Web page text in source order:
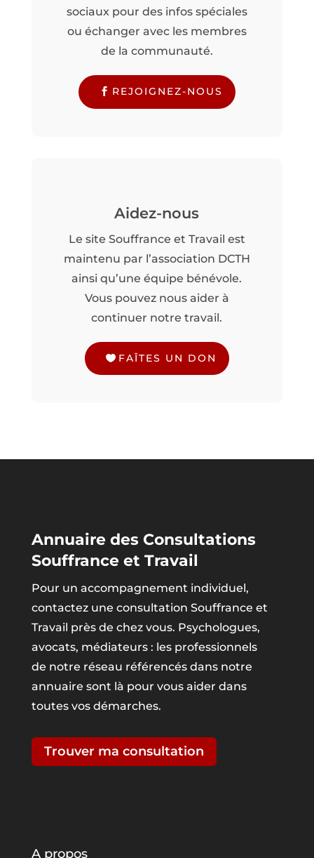
sociaux pour des infos spéciales
ou échanger avec les membres
de la communauté.
REJOIGNEZ-NOUS
Aidez-nous
Le site Souffrance et Travail est
maintenu par l’association DCTH
ainsi qu’une équipe bénévole.
Vous pouvez nous aider à
continuer notre travail.
FAÎTES UN DON
Annuaire des Consultations
Souffrance et Travail
Pour un accompagnement individuel,
contactez une consultation Souffrance et
Travail près de chez vous. Psychologues,
avocats, médiateurs : les professionnels
de notre réseau référencés dans notre
annuaire sont là pour vous aider dans
toutes vos démarches.
Trouver ma consultation
A propos